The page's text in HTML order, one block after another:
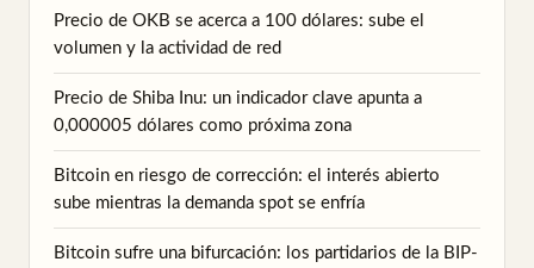
Precio de OKB se acerca a 100 dólares: sube el
volumen y la actividad de red
Precio de Shiba Inu: un indicador clave apunta a
0,000005 dólares como próxima zona
Bitcoin en riesgo de corrección: el interés abierto
sube mientras la demanda spot se enfría
Bitcoin sufre una bifurcación: los partidarios de la BIP-